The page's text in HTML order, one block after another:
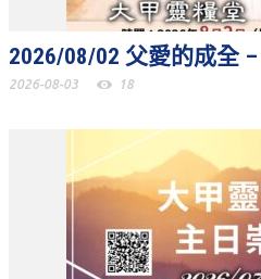
聚會剪影_2016年
聚會剪影_2015年
聚會剪影_2013年
教會節慶
教會節慶_2026年
教會節慶_2025年
2026/08/02 父愛的成全
2026-08-03 18